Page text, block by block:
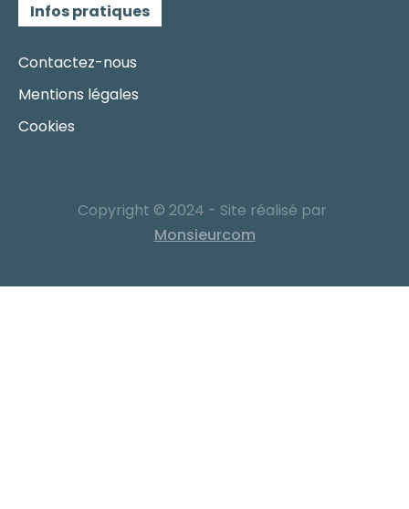
Infos pratiques
Contactez-nous
Mentions légales
Cookies
Copyright © 2024 - Site réalisé par
Monsieurcom